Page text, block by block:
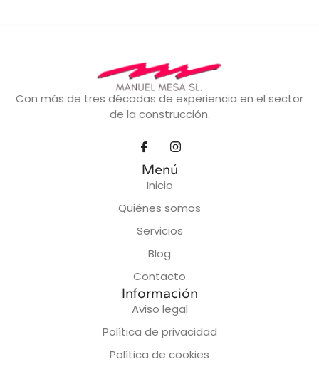
Con más de tres décadas de experiencia en el sector
de la construcción.
Menú
Inicio
Quiénes somos
Servicios
Blog
Contacto
Información
Aviso legal
Política de privacidad
Política de cookies